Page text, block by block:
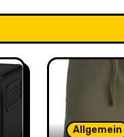
Allgemein